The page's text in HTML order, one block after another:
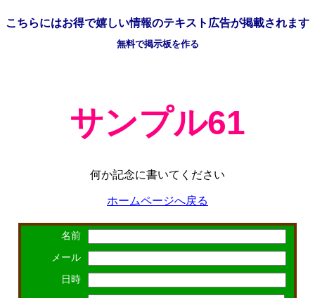
こちらにはお得で嬉しい情報のテキスト広告が掲載されます
無料で掲示板を作る
サンプル61
何か記念に書いてください
ホームページへ戻る
名前
メール
日時